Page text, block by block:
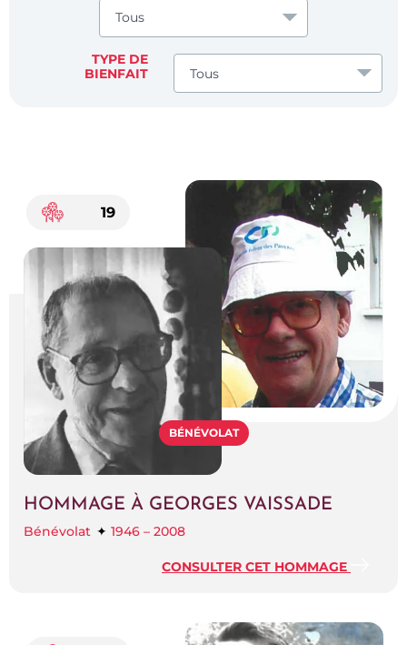
TYPE DE
BIENFAIT
19
BÉNÉVOLAT
HOMMAGE À GEORGES VAISSADE
Bénévolat 1946 – 2008
CONSULTER CET HOMMAGE